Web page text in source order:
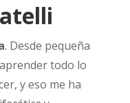
. Desde pequeña
todo lo
y eso me ha